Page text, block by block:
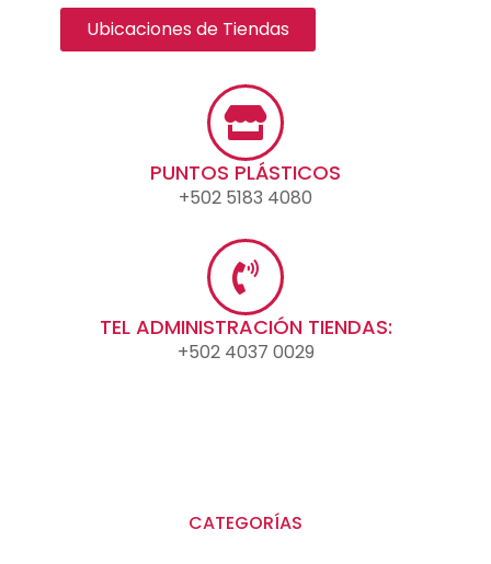
Ubicaciones de Tiendas
PUNTOS PLÁSTICOS
+502 5183 4080
TEL ADMINISTRACIÓN TIENDAS:
+502 4037 0029
CATEGORÍAS